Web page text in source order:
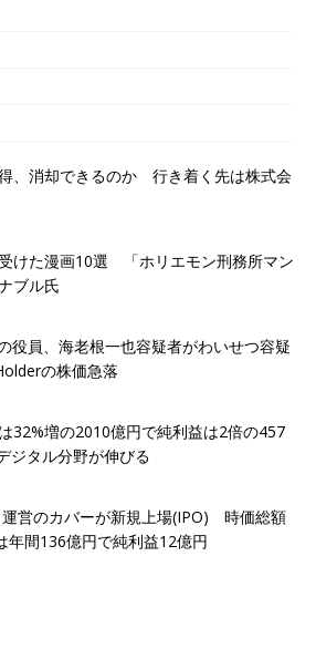
、消却できるのか 行き着く先は株式会
けた漫画10選 「ホリエモン刑務所マン
ブル氏
役員、海老根一也容疑者がわいせつ容疑
の株価急落
32%増の2010億円で純利益は2倍の457
タル分野が伸びる
営のカバーが新規上場(IPO) 時価総額
年間136億円で純利益12億円